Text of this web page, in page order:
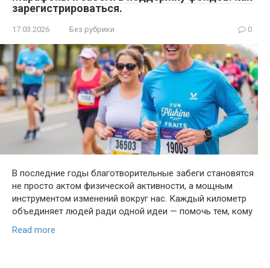
зарегистрироваться.
17.03.2026 Без рубрики 0
В последние годы благотворительные забеги становятся
не просто актом физической активности, а мощным
инструментом изменений вокруг нас. Каждый километр
объединяет людей ради одной идеи — помочь тем, кому
Read more